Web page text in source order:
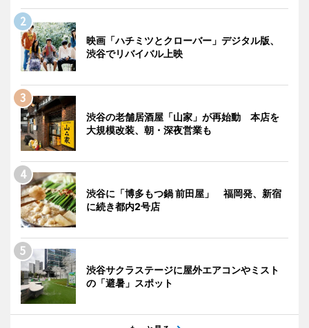
映画「ハチミツとクローバー」デジタル版、
渋谷でリバイバル上映
渋谷の老舗居酒屋「山家」が再始動 本店を
大規模改装、朝・深夜営業も
渋谷に「博多もつ鍋 前田屋」 福岡発、新宿
に続き都内2号店
渋谷サクラステージに屋外エアコンやミスト
の「避暑」スポット